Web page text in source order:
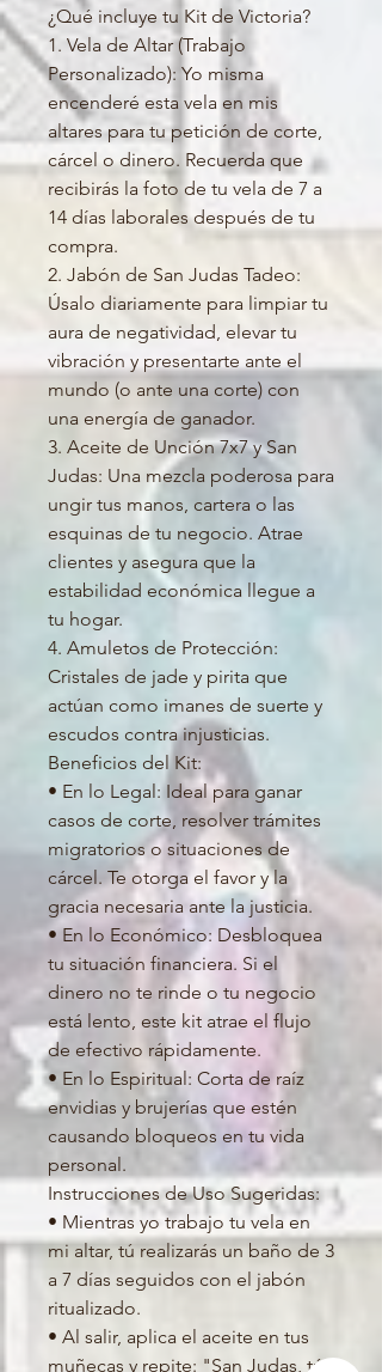
¿Qué incluye tu Kit de Victoria?
1. Vela de Altar (Trabajo
Personalizado): Yo misma
encenderé esta vela en mis
altares para tu petición de corte,
cárcel o dinero. Recuerda que
recibirás la foto de tu vela de 7 a
14 días laborales después de tu
compra.
2. Jabón de San Judas Tadeo:
Úsalo diariamente para limpiar tu
aura de negatividad, elevar tu
vibración y presentarte ante el
mundo (o ante una corte) con
una energía de ganador.
3. Aceite de Unción 7x7 y San
Judas: Una mezcla poderosa para
ungir tus manos, cartera o las
esquinas de tu negocio. Atrae
clientes y asegura que la
estabilidad económica llegue a
tu hogar.
4. Amuletos de Protección:
Cristales de jade y pirita que
actúan como imanes de suerte y
escudos contra injusticias.
Beneficios del Kit:
• En lo Legal: Ideal para ganar
casos de corte, resolver trámites
migratorios o situaciones de
cárcel. Te otorga el favor y la
gracia necesaria ante la justicia.
• En lo Económico: Desbloquea
tu situación financiera. Si el
dinero no te rinde o tu negocio
está lento, este kit atrae el flujo
de efectivo rápidamente.
• En lo Espiritual: Corta de raíz
envidias y brujerías que estén
causando bloqueos en tu vida
personal.
Instrucciones de Uso Sugeridas:
• Mientras yo trabajo tu vela en
mi altar, tú realizarás un baño de 3
a 7 días seguidos con el jabón
ritualizado.
• Al salir, aplica el aceite en tus
muñecas y repite: "San Judas, tú